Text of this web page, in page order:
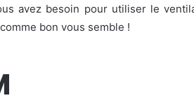
avez besoin pour utiliser le
bon vous semble !